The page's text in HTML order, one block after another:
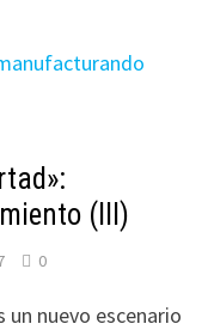
(III)
0
un nuevo escenario